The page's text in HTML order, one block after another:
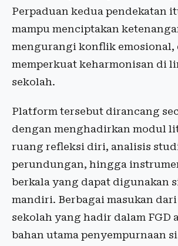
Perpaduan kedua pendekatan
mampu menciptakan
mengurangi konflik emosional,
memperkuat keharmonisan di
sekolah.
Platform tersebut dirancang
dengan menghadirkan modul
ruang refleksi diri, analisis
perundungan, hingga
berkala yang dapat digunakan
mandiri. Berbagai masukan
sekolah yang hadir dalam FGD
bahan utama penyempurnaan